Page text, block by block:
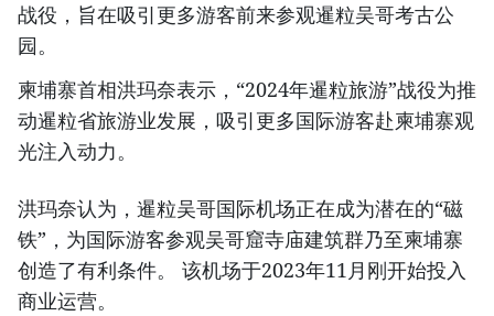
战役，旨在吸引更多游客前来参观暹粒吴哥考古公
园。
柬埔寨首相洪玛奈表示，“2024年暹粒旅游”战役为推
动暹粒省旅游业发展，吸引更多国际游客赴柬埔寨观
光注入动力。
洪玛奈认为，暹粒吴哥国际机场正在成为潜在的“磁
铁”，为国际游客参观吴哥窟寺庙建筑群乃至柬埔寨
创造了有利条件。 该机场于2023年11月刚开始投入
商业运营。